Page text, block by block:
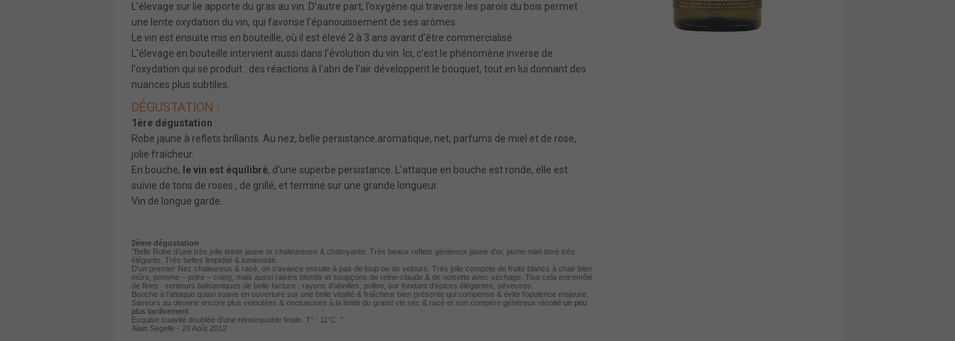
L’élevage sur lie apporte du gras au vin. D’autre part, l’oxygène qui traverse les parois du bois permet
une lente oxydation du vin, qui favorise l’épanouissement de ses arômes.
Le vin est ensuite mis en bouteille, où il est élevé 2 à 3 ans avant d’être commercialisé.
L'élevage en bouteille intervient aussi dans l’évolution du vin. Ici, c'est le phénomène inverse de
l'oxydation qui se produit : des réactions à l’abri de l’air développent le bouquet, tout en lui donnant des
nuances plus subtiles.
DÉGUSTATION :
1ère dégustation :
Robe jaune à reflets brillants. Au nez, belle persistance.aromatique, net, parfums de miel et de rose,
jolie fraîcheur.
En bouche, le vin est équilibré, d'une superbe persistance. L'attaque en bouche est ronde, elle est
suivie de tons de roses , de grillé, et termine sur une grande longueur.
Vin de longue garde.
2ème dégustation :
"Belle Robe d’une très jolie teinte jaune or chaleureuse & chatoyante. Très beaux reflets généreux jaune d’or, jaune-miel doré très
élégants. Très belles limpidité & luminosité.
D’un premier Nez chaleureux & racé, on s’avance ensuite à pas de loup ou de velours. Très jolie compote de fruits blancs à chair bien
mûre, pomme – poire – coing, mais aussi raisins blonds et soupçons de reine-claude & de noisette avec séchage. Tout cela entremêlé
de fines senteurs balsamiques de belle facture : rayons d’abeilles, pollen, sur fondant d’épices élégantes, séveuses.
Bouche à l’attaque quasi suave en ouverture sur une belle vitalité & fraîcheur bien présente qui compense & évite l’opulence majeure.
Saveurs au devenir encore plus veloutées & onctueuses à la limite du grand vin sec & racé et son compère généreux récolté un peu
plus tardivement
Exquise suavité doublée d’une remarquable finale. T° : 11°C. "
Alain Segelle - 20 Août 2012